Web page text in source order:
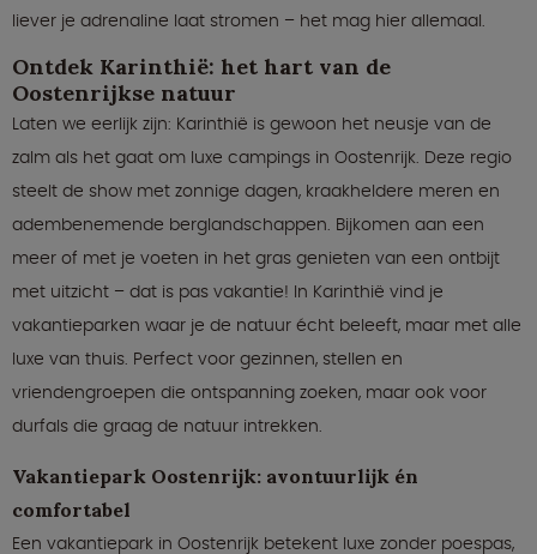
liever je adrenaline laat stromen – het mag hier allemaal.
Ontdek Karinthië: het hart van de
Oostenrijkse natuur
Laten we eerlijk zijn: Karinthië is gewoon het neusje van de
zalm als het gaat om luxe campings in Oostenrijk. Deze regio
steelt de show met zonnige dagen, kraakheldere meren en
adembenemende berglandschappen. Bijkomen aan een
meer of met je voeten in het gras genieten van een ontbijt
met uitzicht – dat is pas vakantie! In Karinthië vind je
vakantieparken waar je de natuur écht beleeft, maar met alle
luxe van thuis. Perfect voor gezinnen, stellen en
vriendengroepen die ontspanning zoeken, maar ook voor
durfals die graag de natuur intrekken.
Vakantiepark Oostenrijk: avontuurlijk én
comfortabel
Een vakantiepark in Oostenrijk betekent luxe zonder poespas,